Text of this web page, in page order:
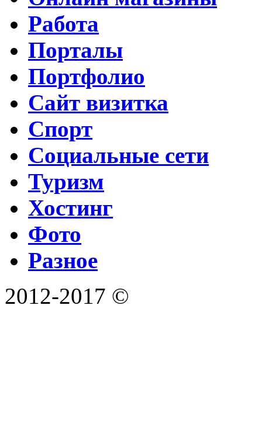
Работа
Порталы
Портфолио
Сайт визитка
Спорт
Социальные сети
Туризм
Хостинг
Фото
Разное
2012-2017 ©